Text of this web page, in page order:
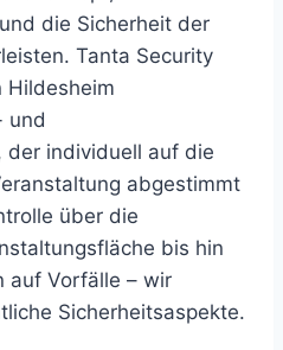
die Sicherheit der
Tanta Security
Hildesheim
und
der individuell auf die
abgestimmt
über die
bis hin
auf Vorfälle – wir
Sicherheitsaspekte.